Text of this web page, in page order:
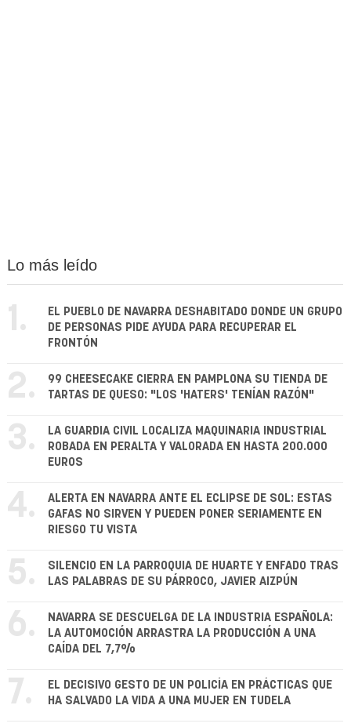
Lo más leído
1.
EL PUEBLO DE NAVARRA DESHABITADO DONDE UN GRUPO
DE PERSONAS PIDE AYUDA PARA RECUPERAR EL
FRONTÓN
2.
99 CHEESECAKE CIERRA EN PAMPLONA SU TIENDA DE
TARTAS DE QUESO: "LOS 'HATERS' TENÍAN RAZÓN"
3.
LA GUARDIA CIVIL LOCALIZA MAQUINARIA INDUSTRIAL
ROBADA EN PERALTA Y VALORADA EN HASTA 200.000
EUROS
4.
ALERTA EN NAVARRA ANTE EL ECLIPSE DE SOL: ESTAS
GAFAS NO SIRVEN Y PUEDEN PONER SERIAMENTE EN
RIESGO TU VISTA
5.
SILENCIO EN LA PARROQUIA DE HUARTE Y ENFADO TRAS
LAS PALABRAS DE SU PÁRROCO, JAVIER AIZPÚN
6.
NAVARRA SE DESCUELGA DE LA INDUSTRIA ESPAÑOLA:
LA AUTOMOCIÓN ARRASTRA LA PRODUCCIÓN A UNA
CAÍDA DEL 7,7%
7.
EL DECISIVO GESTO DE UN POLICÍA EN PRÁCTICAS QUE
HA SALVADO LA VIDA A UNA MUJER EN TUDELA